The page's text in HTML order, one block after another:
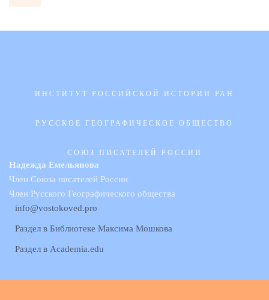
ИНСТИТУТ РОССИЙСКОЙ ИСТОРИИ РАН
РУССКОЕ ГЕОГРАФИЧЕСКОЕ ОБЩЕСТВО
СОЮЗ ПИСАТЕЛЕЙ РОССИИ
Надежда Емельянова
Член Союза писателей России
Член Русского Географического общества
info@vostokoved.pro
Раздел в Библиотеке Максима Мошкова
Раздел в Academia.edu